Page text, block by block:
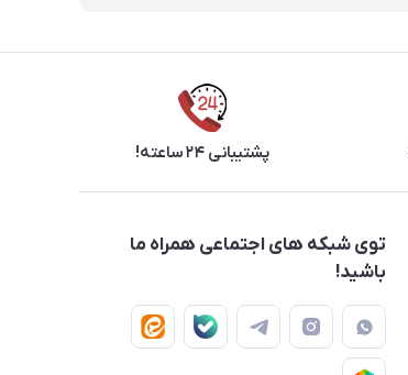
پشتیبانی ۲۴ ساعته!
توی شبکه های اجتماعی همراه ما
باشید!